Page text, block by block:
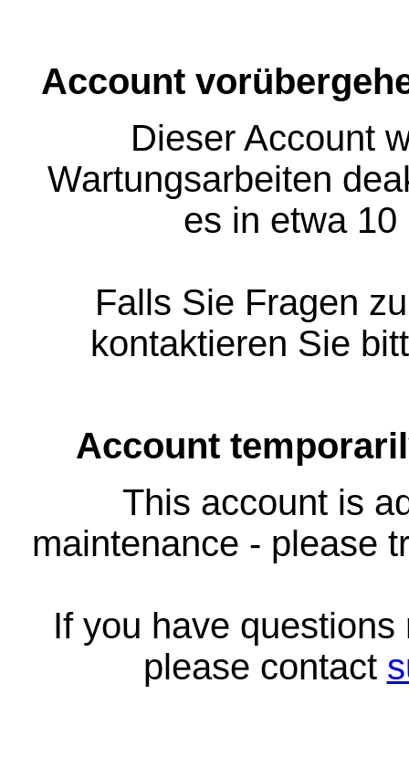
Account
Dieser Account
Wartungsarbeiten
es in etwa
Falls Sie Fragen
kontaktieren Sie
Account
This account is
maintenance - please
If you have
please contact